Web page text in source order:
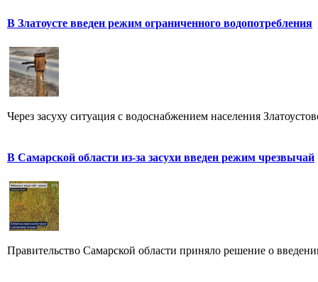
В Златоусте введен режим ограниченного водопотребления
Через засуху ситуация с водоснабжением населения
В Самарской области из-за засухи введен режим чрезвычай
Правительство Самарской области приняло решение о